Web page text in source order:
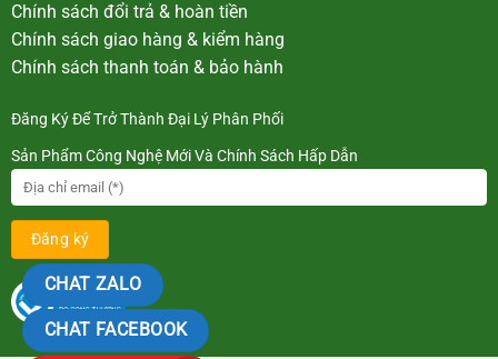
Chính sách đổi trả & hoàn tiền
Chính sách giao hàng & kiểm hàng
Chính sách thanh toán & bảo hành
Đăng Ký Để Trở Thành Đại Lý Phân Phối
Sản Phẩm Công Nghệ Mới Và Chính Sách Hấp Dẫn
CHAT ZALO
CHAT FACEBOOK